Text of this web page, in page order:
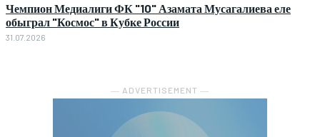
Чемпион Медиалиги ФК "10" Азамата Мусагалиева еле
обыграл "Космос" в Кубке России
31.07.2026
― ADVERTISEMENT ―